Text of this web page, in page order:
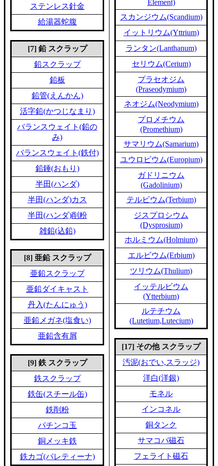
ステンレス針金
給湯器蛇腹
[7] 鉛 スクラップ
鉛スクラップ
鉛板
鉛管(えんかん)
活字鉛(かつじなまり)
バランスウェイト(鉛の
み)
バランスウェイト(鉄付)
鉛錘(おもり)
半田(ハンダ)
半田(ハンダ)カス
半田(ハンダ)削粉
雑鉛(込鉛)
[8] 亜鉛 スクラップ
亜鉛スクラップ
亜鉛ダイキャスト
丹入(たんにゅう)
亜鉛メガネ(塩食い)
亜鉛含有屑
[9] 鉄 スクラップ
鉄スクラップ
鉄缶(スチール缶)
鉄削粉
パチンコ玉
銅メッキ鉄
鉄カゴ(パレティーナ)
Element)
スカンジウム(Scandium)
イットリウム(Yttrium)
ランタン(Lanthanum)
セリウム(Cerium)
プラセオジム
(Praseodymium)
ネオジム(Neodymium)
プロメチウム
(Promethium)
サマリウム(Samarium)
ユウロピウム(Europium)
ガドリニウム
(Gadolinium)
テルビウム(Terbium)
ジスプロシウム
(Dysprosium)
ホルミウム(Holmium)
エルビウム(Erbium)
ツリウム(Thulium)
イッテルビウム
(Ytterbium)
ルテチウム
(Lutetium,Lutecium)
[17] その他 スクラップ
汚泥(おでい,スラッジ)
洋白(洋銀)
モネル
インコネル
銅タンク
サマコバ磁石
フェライト磁石